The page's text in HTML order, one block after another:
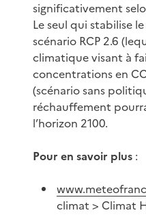
significativement
Le seul qui stabilise
scénario RCP 2.6
climatique visant à
concentrations en
(scénario sans
réchauffement
l’horizon 2100.
Pour en savoir plus :
climat > Climat